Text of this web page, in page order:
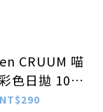
CRUUM 喵
色日拋 10片
裝/盒
NT$290